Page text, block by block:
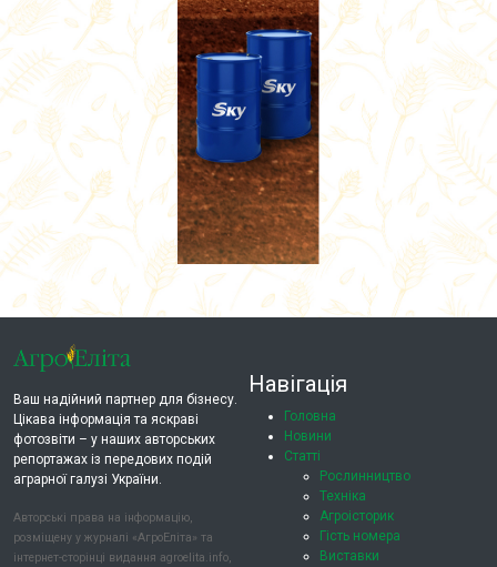
Ваш надійний партнер для бізнесу.
Цікава інформація та яскраві
фотозвіти – у наших авторських
репортажах із передових подій
аграрної галузі України.
Авторські права на інформацію,
розміщену у журналі «АгроЕліта» та
інтернет-сторінці видання agroelita.info,
Навігація
Головна
Новини
Статті
Рослинництво
Техніка
Агроісторик
Гість номера
Виставки